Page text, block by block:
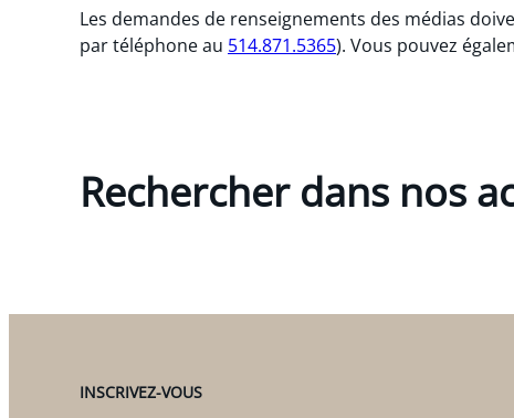
Les demandes de renseignements des médias
par téléphone au 514.871.5365). Vous pouvez
Rechercher dans nos
INSCRIVEZ-VOUS